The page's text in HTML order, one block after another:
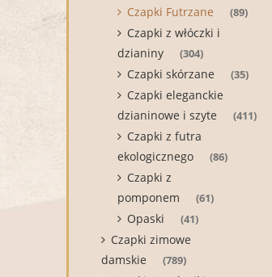
Czapki Futrzane (89)
Czapki z włóczki i
dzianiny
(304)
Czapki skórzane (35)
Czapki eleganckie
dzianinowe i szyte
(411)
Czapki z futra
ekologicznego
(86)
Czapki z
pomponem
(61)
Opaski (41)
Czapki zimowe
damskie
(789)